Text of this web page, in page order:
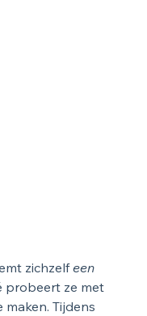
zichzelf een
probeert ze met
maken. Tijdens